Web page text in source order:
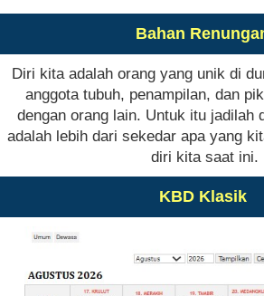
Bahan
Diri kita adalah orang yang unik di
anggota tubuh, penampilan, dan
dengan orang lain. Untuk itu jadilah
adalah lebih dari sekedar apa yang
diri kita saat ini.
KBD Klasik